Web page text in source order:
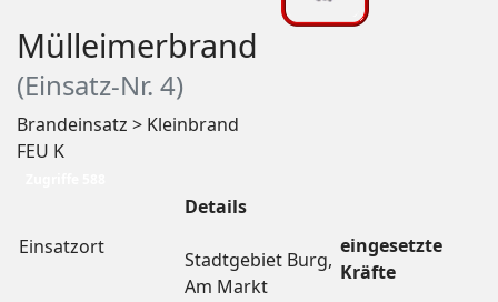
Mülleimerbrand
(Einsatz-Nr. 4)
Brandeinsatz > Kleinbrand
FEU K
Einsatzort
Details
Stadtgebiet Burg,
Am Markt
eingesetzte
Kräfte